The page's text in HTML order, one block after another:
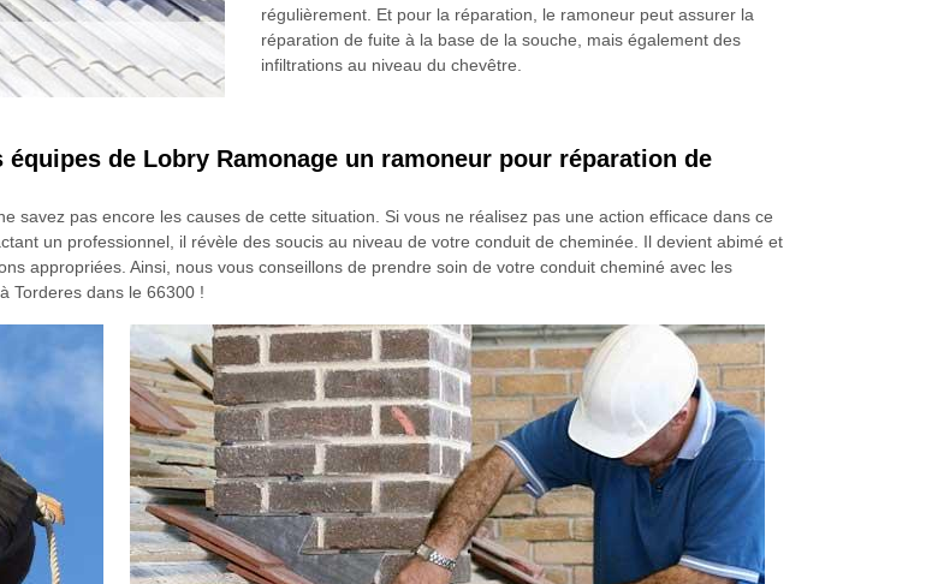
régulièrement. Et pour la réparation, le ramoneur peut assurer la
réparation de fuite à la base de la souche, mais également des
infiltrations au niveau du chevêtre.
de Lobry Ramonage un ramoneur pour réparation de
savez pas encore les causes de cette situation. Si vous ne réalisez pas une action efficace dans ce
un professionnel, il révèle des soucis au niveau de votre conduit de cheminée. Il devient abimé et
appropriées. Ainsi, nous vous conseillons de prendre soin de votre conduit cheminé avec les
Torderes dans le 66300 !